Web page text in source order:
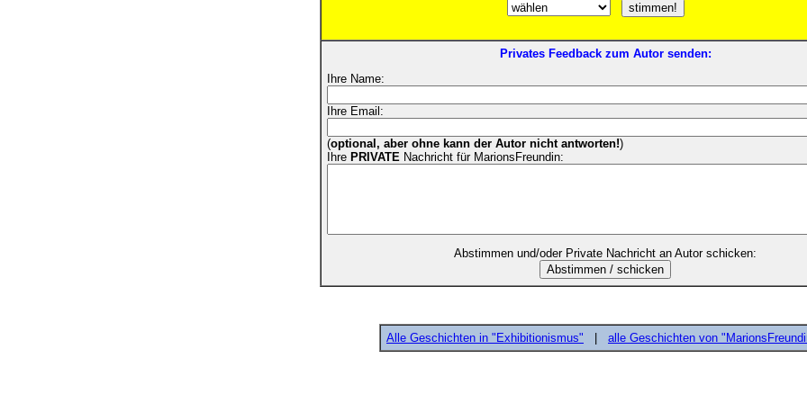
Privates Feedback zum Autor senden:
Ihre Name:
Ihre Email:
(optional, aber ohne kann der Autor nicht antworten!)
Ihre PRIVATE Nachricht für MarionsFreundin:
Abstimmen und/oder Private Nachricht an Autor schicken:
Alle Geschichten in "Exhibitionismus" alle Geschichten von